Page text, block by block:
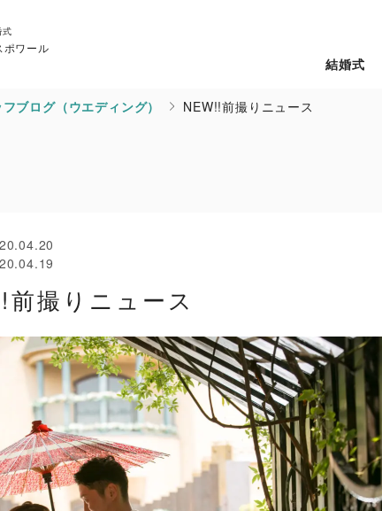
式
ポワール
結婚式
ブログ（ウエディング） NEW!!前撮りニュース
撮りニュース